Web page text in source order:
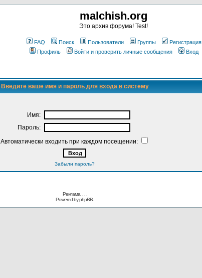
malchish.org
Это архив форума! Test!
FAQ Поиск Пользователи Группы
Регистрация
Профиль
Войти и проверить личные сообщения Вход
Введите ваше имя и пароль для входа в систему
Имя:
Пароль:
Автоматически входить при каждом посещении:
Забыли пароль?
Реклама. . .
Powered byphpBB.